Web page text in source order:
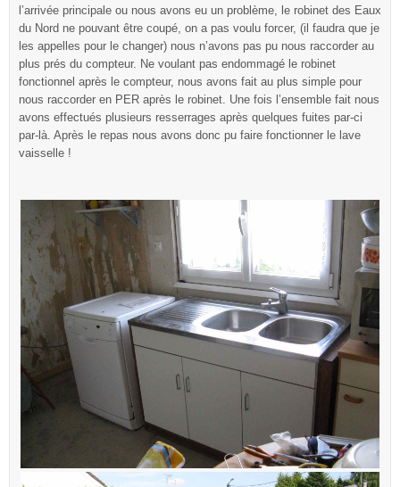
l’arrivée principale ou nous avons eu un problème, le robinet des Eaux
du Nord ne pouvant être coupé, on a pas voulu forcer, (il faudra que je
les appelles pour le changer) nous n’avons pas pu nous raccorder au
plus prés du compteur. Ne voulant pas endommagé le robinet
fonctionnel après le compteur, nous avons fait au plus simple pour
nous raccorder en PER après le robinet. Une fois l’ensemble fait nous
avons effectués plusieurs resserrages après quelques fuites par-ci
par-là. Après le repas nous avons donc pu faire fonctionner le lave
vaisselle !